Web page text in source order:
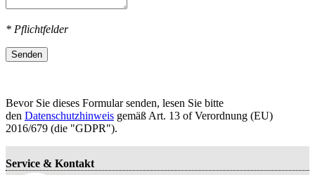
* Pflichtfelder
Senden
Bevor Sie dieses Formular senden, lesen Sie bitte
den Datenschutzhinweis gemäß Art. 13 оf Verordnung (EU)
2016/679 (die "GDPR").
Service & Kontakt